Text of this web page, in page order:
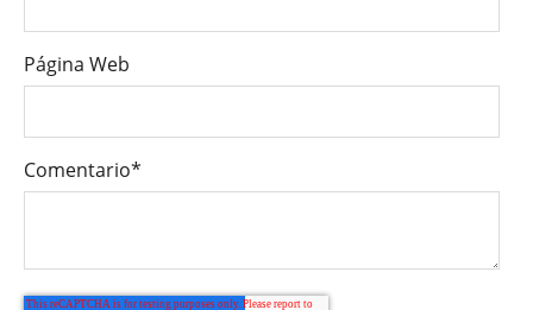
Página Web
Comentario*